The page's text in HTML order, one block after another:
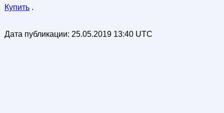
Купить.
Дата публикации: 25.05.2019 13:40 UTC